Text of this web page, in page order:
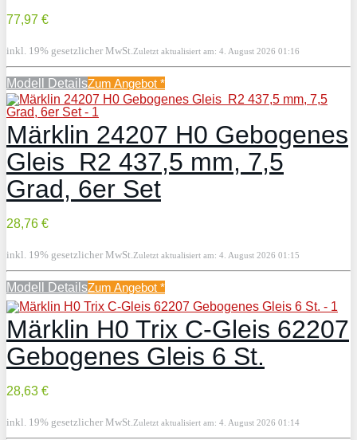
77,97 €
inkl. 19% gesetzlicher MwSt. Zuletzt aktualisiert am: 4. August 2026 01:16
Modell DetailsZum Angebot *
Märklin 24207 H0 Gebogenes
Gleis R2 437,5 mm, 7,5
Grad, 6er Set
28,76 €
inkl. 19% gesetzlicher MwSt. Zuletzt aktualisiert am: 4. August 2026 01:15
Modell DetailsZum Angebot *
Märklin H0 Trix C-Gleis 62207
Gebogenes Gleis 6 St.
28,63 €
inkl. 19% gesetzlicher MwSt. Zuletzt aktualisiert am: 4. August 2026 01:14